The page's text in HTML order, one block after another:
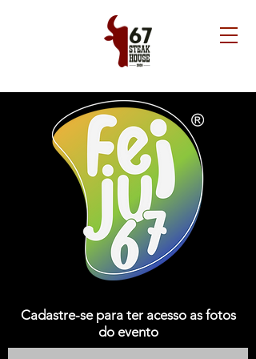
Cadastre-se para ter acesso as fotos
do evento